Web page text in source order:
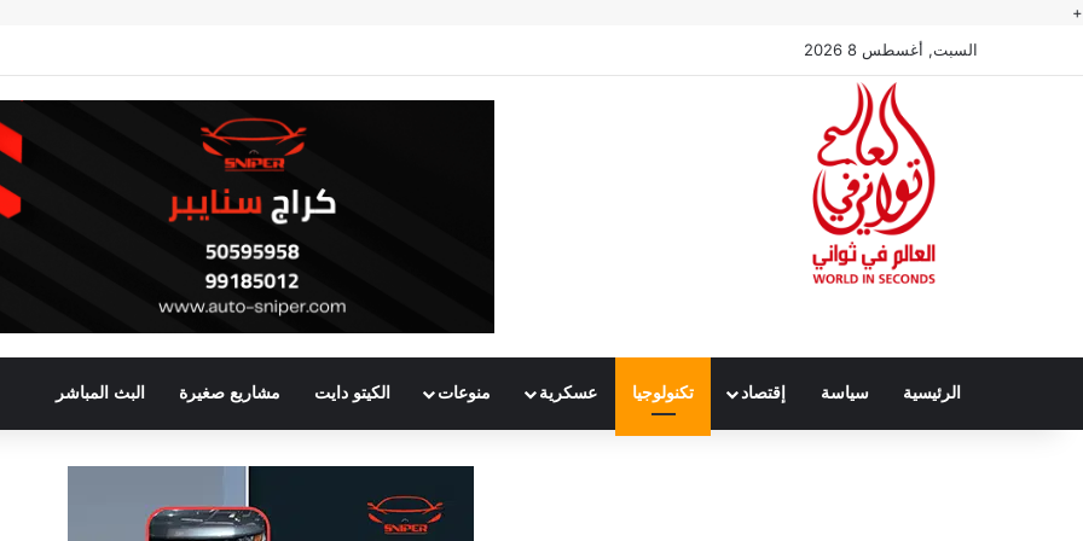
+
السبت, أغسطس 8 2026
الرئيسية سياسة إقتصاد تكنولوجيا عسكرية منوعات الكيتو دايت مشاريع صغيرة البث المباشر